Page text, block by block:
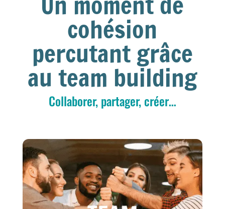
cohésion
percutant grâce
au team building
Collaborer, partager, créer…